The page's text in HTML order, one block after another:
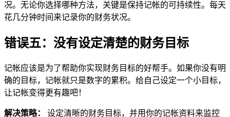
况。无论你选择哪种方法，关键是保持记帐的可持续性。每天
花几分钟时间来记录你的财务状况。
错误五：没有设定清楚的财务目标
记帐应该是为了帮助你实现财务目标的好帮手。如果你没有明
确的目标，记帐就只是数字的累积。给自己设定一个小目标，
让记帐变得更有趣吧！
解决策略：
设定清晰的财务目标，并用你的记帐资料来监控